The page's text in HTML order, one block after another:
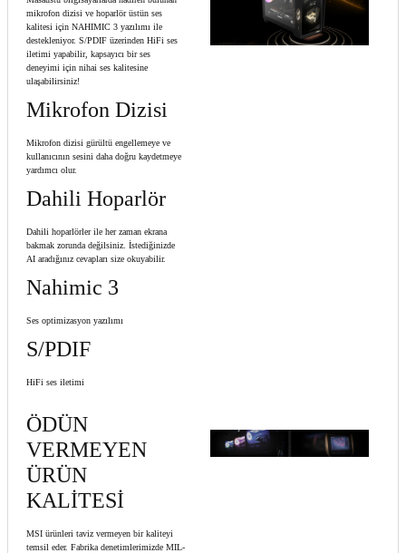
mikrofon dizisi ve hoparlör üstün ses
kalitesi için NAHIMIC 3 yazılımı ile
destekleniyor. S/PDIF üzerinden HiFi ses
iletimi yapabilir, kapsayıcı bir ses
deneyimi için nihai ses kalitesine
ulaşabilirsiniz!
Mikrofon Dizisi
Mikrofon dizisi gürültü engellemeye ve
kullanıcının sesini daha doğru kaydetmeye
yardımcı olur.
Dahili Hoparlör
Dahili hoparlörler ile her zaman ekrana
bakmak zorunda değilsiniz. İstediğinizde
AI aradığınız cevapları size okuyabilir.
Nahimic 3
Ses optimizasyon yazılımı
S/PDIF
HiFi ses iletimi
ÖDÜN
VERMEYEN
ÜRÜN
KALİTESİ
MSI ürünleri taviz vermeyen bir kaliteyi
temsil eder. Fabrika denetimlerimizde MIL-